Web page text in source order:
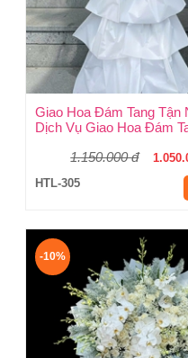
Kính Viếng Trang Nghiêm
Dịch Vụ Giao Hoa Đám
1.150.000 đ
HTL-305
-10%